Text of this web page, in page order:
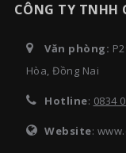
CÔNG TY TNHH
Văn phòng:
Hòa, Đồng Nai
Hotline: 0834
Website: